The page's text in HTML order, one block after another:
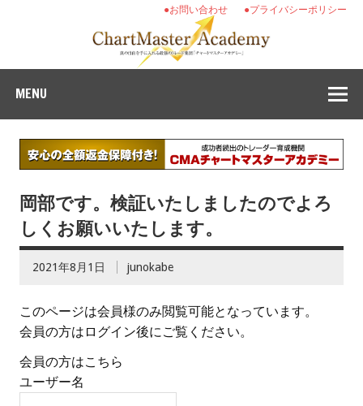
●プライバシーポリシー
●お問い合わせ
MENU
岡部です。検証いたしましたのでよろ
しくお願いいたします。
2021年8月1日 junokabe
このページは会員様のみ閲覧可能となっています。
会員の方はログイン後にご覧ください。
会員の方はこちら
ユーザー名